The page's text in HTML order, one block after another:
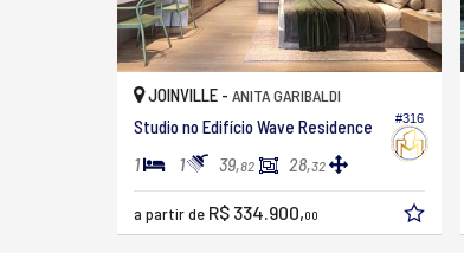
#316
JOINVILLE - ANITA GARIBALDI
Studio no Edifício Wave Residence
1 1 39,82 28,32
a partir de R$ 334.900,00